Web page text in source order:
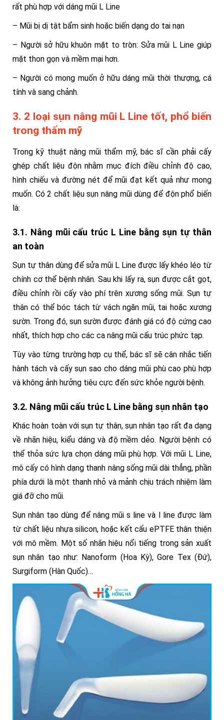
rất phù hợp với dáng mũi L Line
– Mũi bị dị tật bẩm sinh hoặc biến dạng do tai nạn
– Người sở hữu khuôn mặt to tròn: Sửa mũi L Line giúp
mặt thon gọn và mềm mại hơn.
– Người có mong muốn ở hữu dáng mũi thời thượng, cá
tính và sang chảnh.
3. 2 loại sụn nâng mũi L Line tốt, phổ biến
trong thẩm mỹ
Trong kỹ thuật nâng mũi thẩm mỹ, bác sĩ cần phải cấy
ghép chất liệu độn nhằm mục đích điều chỉnh độ cao,
hình chiếu và đường nét để mũi đạt kết quả như mong
muốn. Có 2 chất liệu sụn nâng mũi dùng để độn phổ biến
là:
3.1. Nâng mũi cấu trúc L Line bằng sụn tự thân
an toàn
Sụn tự thân dùng để sửa mũi L Line được lấy khéo léo từ
chính cơ thể bệnh nhân. Sau khi lấy ra, sụn được cắt gọt,
điều chỉnh rồi cấy vào phí trên xương sống mũi. Sụn tự
thân có thể bóc tách từ vách ngăn mũi, tai hoặc xương
sườn. Trong đó, sụn sườn được đánh giá có độ cứng cao
nhất, thích hợp cho các ca nâng mũi cấu trúc phức tạp.
Tùy vào từng trường hợp cụ thể, bác sĩ sẽ cân nhắc tiến
hành tách và cấy sụn sao cho dáng mũi phù cao phù hợp
và không ảnh hưởng tiêu cực đến sức khỏe người bệnh.
3.2. Nâng mũi cấu trúc L Line bằng sụn nhân tạo
Khác hoàn toàn với sụn tự thân, sụn nhân tạo rất đa dạng
về nhãn hiệu, kiểu dáng và độ mềm dẻo. Người bệnh có
thể thỏa sức lựa chọn dáng mũi phù hợp. Với mũi L Line,
mô cấy có hình dạng thanh nâng sống mũi dài thẳng, phần
phía dưới là một thanh nhỏ và mảnh chịu trách nhiệm làm
giá đỡ cho mũi.
Sụn nhân tạo dùng để nâng mũi s line và l line được làm
từ chất liệu nhựa silicon, hoặc kết cấu ePTFE thân thiện
với mô mềm. Một số nhãn hiệu nổi tiếng trong sản xuất
sụn nhân tạo như: Nanoform (Hoa Kỳ), Gore Tex (Đứ),
Surgiform (Hàn Quốc)…